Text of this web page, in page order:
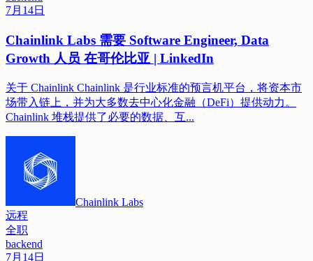
7月14日
Chainlink Labs 需要 Software Engineer, Data
Growth 人员 在哥伦比亚 | LinkedIn
关于 Chainlink Chainlink 是行业标准的预言机平台，将资本市
场带入链上，并为大多数去中心化金融（DeFi）提供动力。
Chainlink 堆栈提供了必要的数据、互...
Chainlink Labs
远程
全职
backend
7月14日